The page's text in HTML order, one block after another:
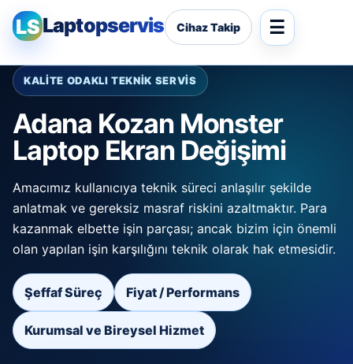
LSLaptopservis Cihaz Takip
KALİTE ODAKLI TEKNİK SERVİS
Adana Kozan Monster
Laptop Ekran Değişimi
Amacımız kullanıcıya teknik süreci anlaşılır şekilde
anlatmak ve gereksiz masraf riskini azaltmaktır. Para
kazanmak elbette işin parçası; ancak bizim için önemli
olan yapılan işin karşılığını teknik olarak hak etmesidir.
Şeffaf Süreç Fiyat / Performans
Kurumsal ve Bireysel Hizmet